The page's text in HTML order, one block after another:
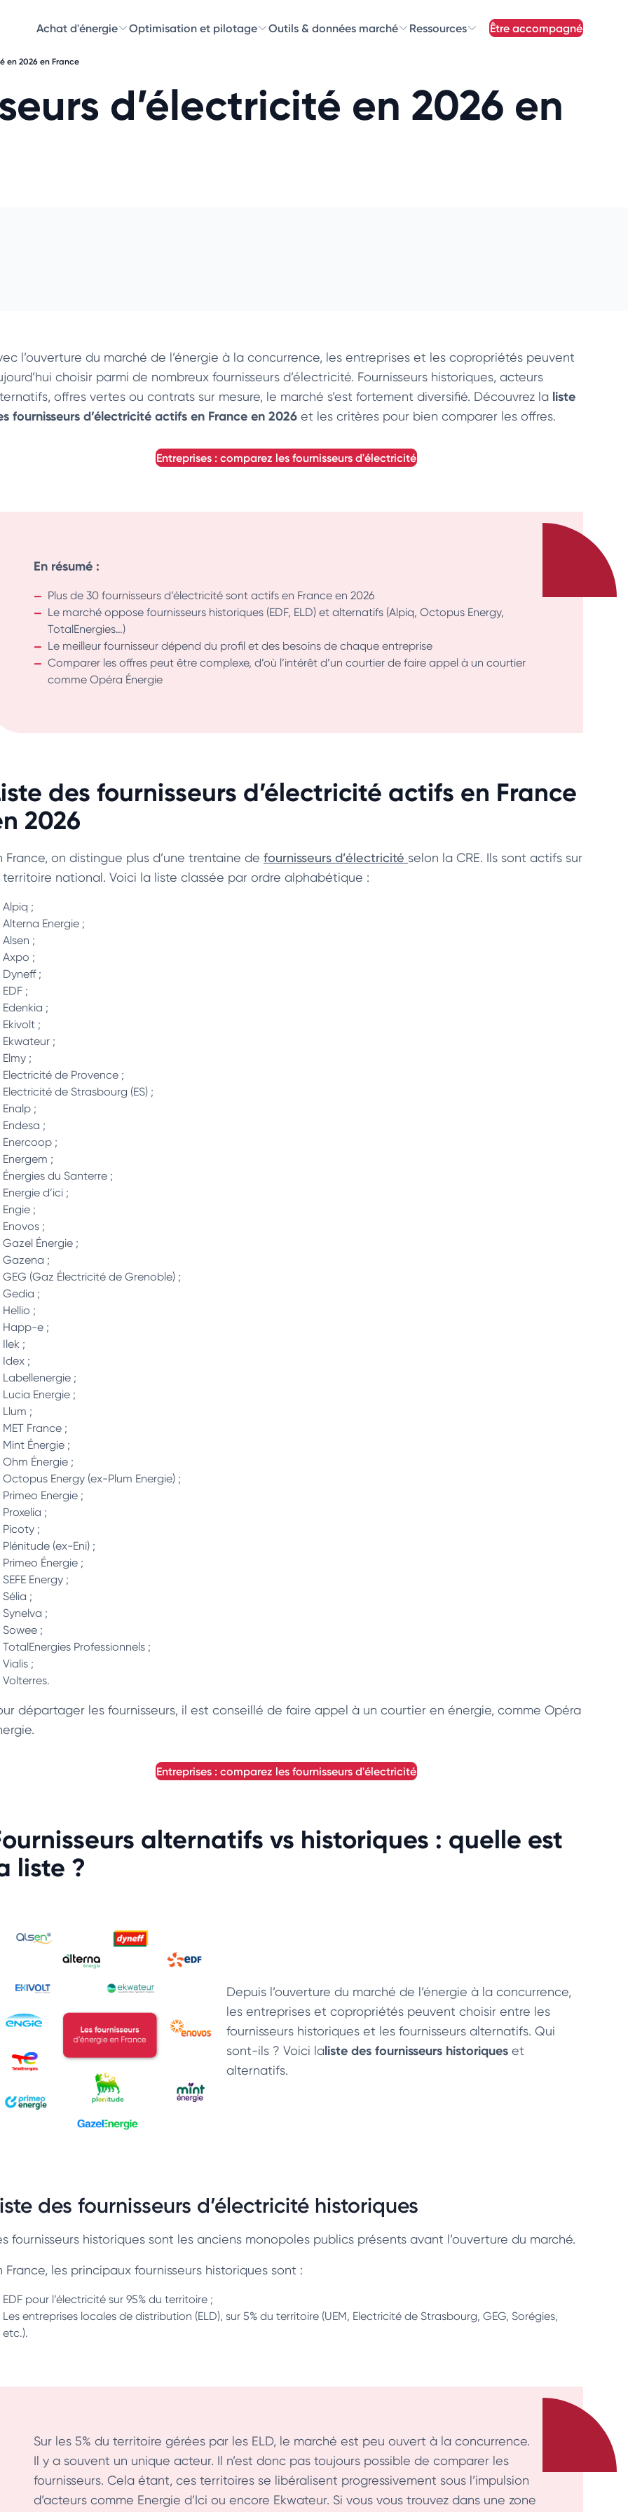
Achat d'énergie Optimisation et pilotage Outils & données marché Ressources être accompagné
en 2026 en France
d’électricité en 2026 en
l’ouverture du marché de l’énergie à la concurrence, les entreprises et les copropriétés peuvent
choisir parmi de nombreux fournisseurs d’électricité. Fournisseurs historiques, acteurs
offres vertes ou contrats sur mesure, le marché s’est fortement diversifié. Découvrez la liste
fournisseurs d’électricité actifs en France en 2026 et les critères pour bien comparer les offres.
entreprises : comparez les fournisseurs d'électricité
En résumé :
Plus de 30 fournisseurs d’électricité sont actifs en France en 2026
Le marché oppose fournisseurs historiques (EDF, ELD) et alternatifs (Alpiq, Octopus Energy,
TotalEnergies…)
Le meilleur fournisseur dépend du profil et des besoins de chaque entreprise
Comparer les offres peut être complexe, d’où l’intérêt d’un courtier de faire appel à un courtier
comme Opéra Énergie
des fournisseurs d’électricité actifs en France
2026
France, on distingue plus d’une trentaine de fournisseurs d’électricité selon la CRE. Ils sont actifs sur
territoire national. Voici la liste classée par ordre alphabétique :
Alpiq ;
Alterna Energie ;
Alsen ;
Axpo ;
Dyneff ;
EDF ;
Edenkia ;
Ekivolt ;
Ekwateur ;
Elmy ;
Electricité de Provence ;
Electricité de Strasbourg (ES) ;
Enalp ;
Endesa ;
Enercoop ;
Energem ;
Énergies du Santerre ;
Energie d’ici ;
Engie ;
Enovos ;
Gazel Énergie ;
Gazena ;
GEG (Gaz Électricité de Grenoble) ;
Gedia ;
Hellio ;
Happ-e ;
Ilek ;
Idex ;
Labellenergie ;
Lucia Energie ;
Llum ;
MET France ;
Mint Énergie ;
Ohm Énergie ;
Octopus Energy (ex-Plum Energie) ;
Primeo Energie ;
Proxelia ;
Picoty ;
Plénitude (ex-Eni) ;
Primeo Énergie ;
SEFE Energy ;
Sélia ;
Synelva ;
Sowee ;
TotalEnergies Professionnels ;
Vialis ;
Volterres.
départager les fournisseurs, il est conseillé de faire appel à un courtier en énergie, comme Opéra
entreprises : comparez les fournisseurs d'électricité
alternatifs vs historiques : quelle est
liste ?
Depuis l’ouverture du marché de l’énergie à la concurrence,
les entreprises et copropriétés peuvent choisir entre les
fournisseurs historiques et les fournisseurs alternatifs. Qui
sont-ils ? Voici laliste des fournisseurs historiques et
alternatifs.
des fournisseurs d’électricité historiques
fournisseurs historiques sont les anciens monopoles publics présents avant l’ouverture du marché.
France, les principaux fournisseurs historiques sont :
EDF pour l’électricité sur 95% du territoire ;
Les entreprises locales de distribution (ELD), sur 5% du territoire (UEM, Electricité de Strasbourg, GEG, Sorégies,
etc.).
Sur les 5% du territoire gérées par les ELD, le marché est peu ouvert à la concurrence.
Il y a souvent un unique acteur. Il n’est donc pas toujours possible de comparer les
fournisseurs. Cela étant, ces territoires se libéralisent progressivement sous l’impulsion
d’acteurs comme Energie d’Ici ou encore Ekwateur. Si vous vous trouvez dans une zone
Découvrez nos newsletters
Choisissez les newsletters qui vous intéressent